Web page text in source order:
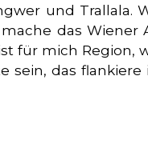
und Trallala.
das Wiener
für mich Region,
sein, das flankiere